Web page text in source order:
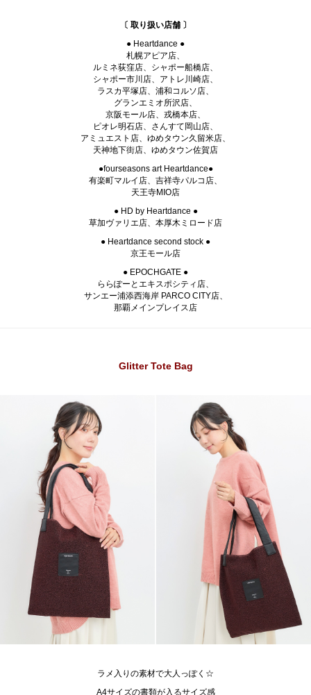
〔 取り扱い店舗 〕
● Heartdance ●
札幌アピア店、
ルミネ荻窪店、シャポー船橋店、
シャポー市川店、アトレ川崎店、
ラスカ平塚店、浦和コルソ店、
グランエミオ所沢店、
京阪モール店、戎橋本店、
ピオレ明石店、さんすて岡山店、
アミュエスト店、ゆめタウン久留米店、
天神地下街店、ゆめタウン佐賀店
●fourseasons art Heartdance●
有楽町マルイ店、吉祥寺パルコ店、
天王寺MIO店
● HD by Heartdance ●
草加ヴァリエ店、本厚木ミロード店
● Heartdance second stock ●
京王モール店
● EPOCHGATE ●
ららぽーとエキスポシティ店、
サンエー浦添西海岸 PARCO CITY店、
那覇メインプレイス店
Glitter Tote Bag
ラメ入りの素材で大人っぽく☆
A4サイズの書類が入るサイズ感